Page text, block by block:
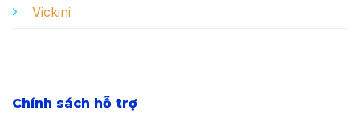
Vickini
Chính sách hỗ trợ